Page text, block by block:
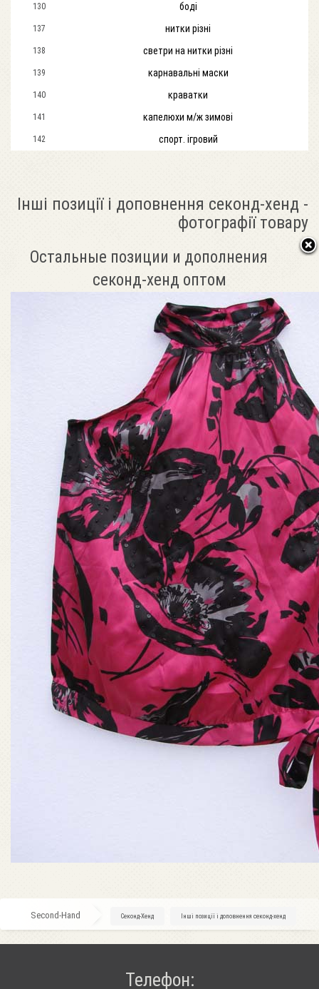
130 боді
137 нитки різні
138 светри на нитки різні
139 карнавальні маски
140 краватки
141 капелюхи м/ж зимові
142 спорт. ігровий
Інші позиції і доповнення секонд-хенд -
фотографії товару
Остальные позиции и дополнения
секонд-хенд оптом
Second-Hand Секонд-Хенд Інші позиції і доповнення секонд-хенд
Телефон: